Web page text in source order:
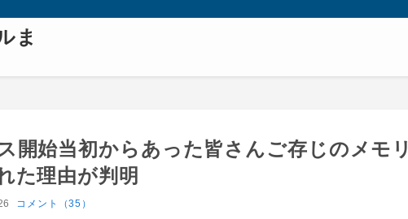
ま
開始当初からあった皆さんご存じのメモリ
た理由が判明
コメント（35）